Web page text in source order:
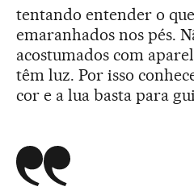
tentando entender o
emaranhados nos pés.
acostumados com
têm luz. Por isso
cor e a lua basta para